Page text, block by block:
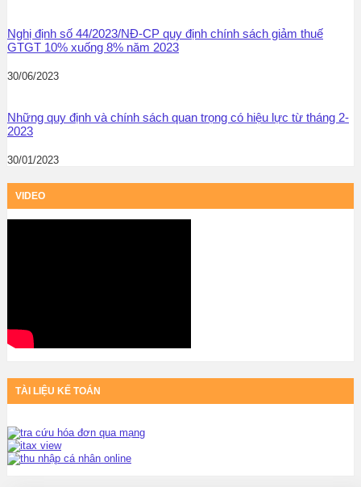
Nghị định số 44/2023/NĐ-CP quy định chính sách giảm thuế
GTGT 10% xuống 8% năm 2023
30/06/2023
Những quy định và chính sách quan trọng có hiệu lực từ tháng 2-
2023
30/01/2023
VIDEO
TÀI LIỆU KẾ TOÁN